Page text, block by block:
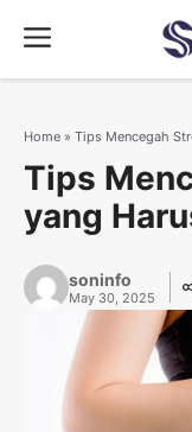
content
Menu
Home » Tips Mencegah
Tips
yang
soninfo
May 30, 2025